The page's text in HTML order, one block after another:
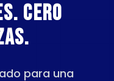
Cero
para una